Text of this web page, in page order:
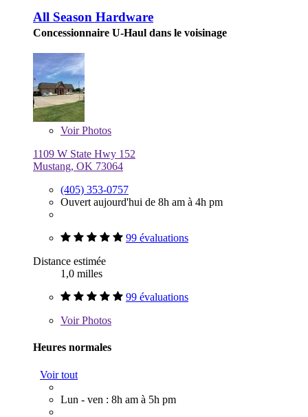
All Season Hardware
Concessionnaire U-Haul dans le voisinage
VoirPhotos
1109 W State Hwy 152
Mustang, OK 73064
(405) 353-0757
Ouvert aujourd'hui de 8h am à 4h pm
99 évaluations
Distance estimée
1,0 milles
99 évaluations
VoirPhotos
Heures normales
Voir tout
Lun - ven : 8h am à 5h pm